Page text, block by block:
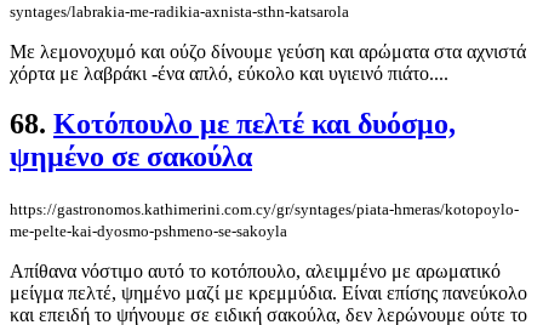
syntages/labrakia-me-radikia-axnista-sthn-katsarola
Με λεμονοχυμό και ούζο δίνουμε γεύση και αρώματα στα αχνιστά
χόρτα με λαβράκι -ένα απλό, εύκολο και υγιεινό πιάτο....
68. Κοτόπουλο με πελτέ και δυόσμο,
ψημένο σε σακούλα
https://gastronomos.kathimerini.com.cy/gr/syntages/piata-hmeras/kotopoylo-
me-pelte-kai-dyosmo-pshmeno-se-sakoyla
Απίθανα νόστιμο αυτό το κοτόπουλο, αλειμμένο με αρωματικό
μείγμα πελτέ, ψημένο μαζί με κρεμμύδια. Είναι επίσης πανεύκολο
και επειδή το ψήνουμε σε ειδική σακούλα, δεν λερώνουμε ούτε το